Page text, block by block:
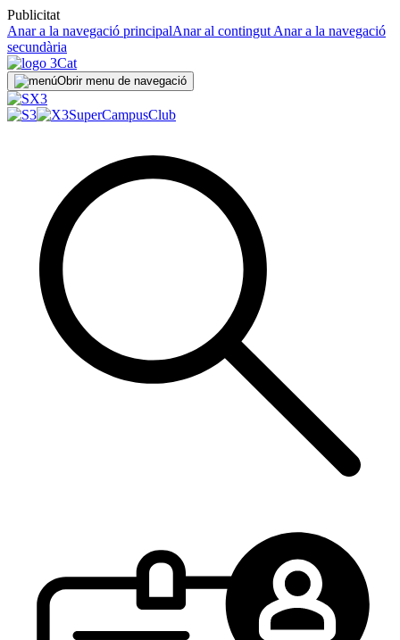
Publicitat
Anar a la navegació principalAnar al contingut Anar a la navegació
secundària
Obrir menu de navegació
SuperCampusClub